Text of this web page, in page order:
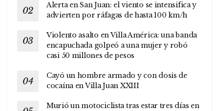
Alerta en San Juan: el viento se intensifica y
advierten por ráfagas de hasta 100 km/h
Violento asalto en Villa América: una banda
encapuchada golpeó a una mujer y robó
casi 50 millones de pesos
Cayó un hombre armado y con dosis de
cocaína en Villa Juan XXIII
Murió un motociclista tras estar tres días en